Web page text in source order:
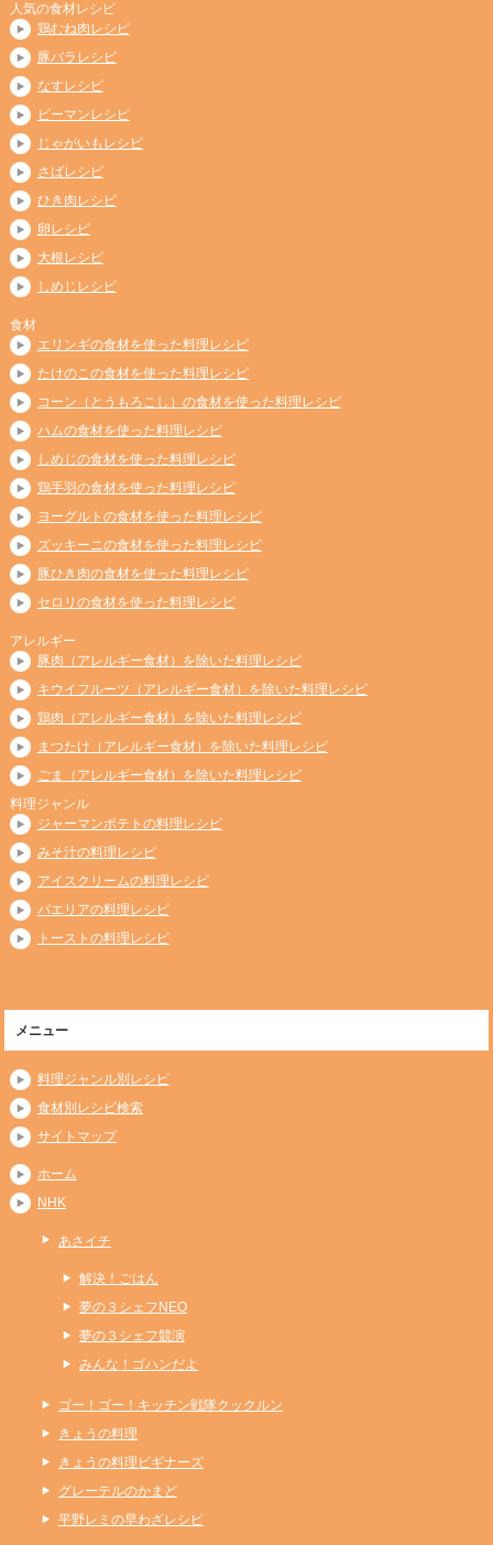
人気の食材レシピ
鶏むね肉レシピ
豚バラレシピ
なすレシピ
ピーマンレシピ
じゃがいもレシピ
さばレシピ
ひき肉レシピ
卵レシピ
大根レシピ
しめじレシピ
食材
エリンギの食材を使った料理レシピ
たけのこの食材を使った料理レシピ
コーン（とうもろこし）の食材を使った料理レシピ
ハムの食材を使った料理レシピ
しめじの食材を使った料理レシピ
鶏手羽の食材を使った料理レシピ
ヨーグルトの食材を使った料理レシピ
ズッキーニの食材を使った料理レシピ
豚ひき肉の食材を使った料理レシピ
セロリの食材を使った料理レシピ
アレルギー
豚肉（アレルギー食材）を除いた料理レシピ
キウイフルーツ（アレルギー食材）を除いた料理レシピ
鶏肉（アレルギー食材）を除いた料理レシピ
まつたけ（アレルギー食材）を除いた料理レシピ
ごま（アレルギー食材）を除いた料理レシピ
料理ジャンル
ジャーマンポテトの料理レシピ
みそ汁の料理レシピ
アイスクリームの料理レシピ
パエリアの料理レシピ
トーストの料理レシピ
メニュー
料理ジャンル別レシピ
食材別レシピ検索
サイトマップ
ホーム
NHK
あさイチ
解決！ごはん
夢の３シェフNEO
夢の３シェフ競演
みんな！ゴハンだよ
ゴー！ゴー！キッチン戦隊クックルン
きょうの料理
きょうの料理ビギナーズ
グレーテルのかまど
平野レミの早わざレシピ